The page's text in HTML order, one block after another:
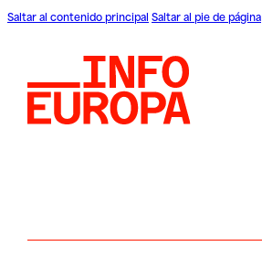
Saltar al contenido principal Saltar al pie de página